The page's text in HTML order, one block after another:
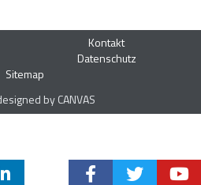
Kontakt
Datenschutz
Sitemap
by CANVAS